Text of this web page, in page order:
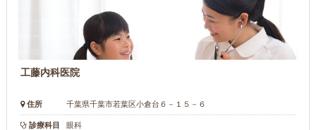
工藤内科医院
住所 千葉県千葉市若葉区小倉台６－１５－６
診療科目 眼科